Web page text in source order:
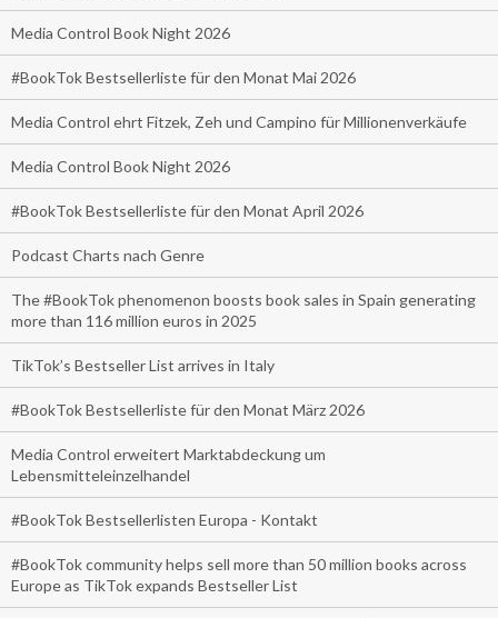
Media Control Book Night 2026
#BookTok Bestsellerliste für den Monat Mai 2026
Media Control ehrt Fitzek, Zeh und Campino für Millionenverkäufe
Media Control Book Night 2026
#BookTok Bestsellerliste für den Monat April 2026
Podcast Charts nach Genre
The #BookTok phenomenon boosts book sales in Spain generating
more than 116 million euros in 2025
TikTok’s Bestseller List arrives in Italy
#BookTok Bestsellerliste für den Monat März 2026
Media Control erweitert Marktabdeckung um
Lebensmitteleinzelhandel
#BookTok Bestsellerlisten Europa - Kontakt
#BookTok community helps sell more than 50 million books across
Europe as TikTok expands Bestseller List